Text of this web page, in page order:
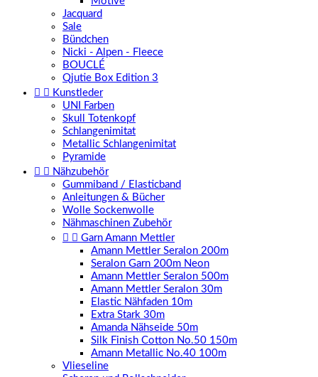
Jacquard
Sale
Bündchen
Nicki - Alpen - Fleece
BOUCLÉ
Qjutie Box Edition 3
  Kunstleder
UNI Farben
Skull Totenkopf
Schlangenimitat
Metallic Schlangenimitat
Pyramide
  Nähzubehör
Gummiband / Elasticband
Anleitungen & Bücher
Wolle Sockenwolle
Nähmaschinen Zubehör
  Garn Amann Mettler
Amann Mettler Seralon 200m
Seralon Garn 200m Neon
Amann Mettler Seralon 500m
Amann Mettler Seralon 30m
Elastic Nähfaden 10m
Extra Stark 30m
Amanda Nähseide 50m
Silk Finish Cotton No.50 150m
Amann Metallic No.40 100m
Vlieseline